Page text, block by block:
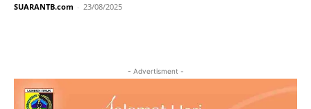
SUARANTB.com - 23/08/2025
- Advertisment -